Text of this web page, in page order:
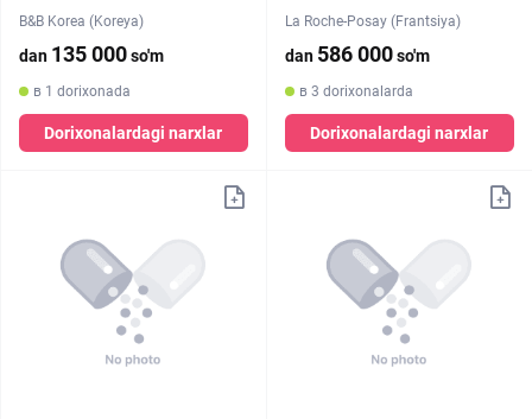
B&B Korea (Koreya)
dan 135 000so'm
в 1 dorixonada
Dorixonalardagi narxlar
La Roche-Posay (Frantsiya)
dan 586 000so'm
в 3 dorixonalarda
Dorixonalardagi narxlar